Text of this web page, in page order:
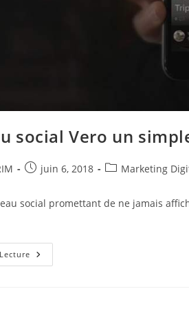
social Vero un
Publication
juin 6, 2018
PostMarketing
social promettant de ne jamais
Le
Réseau